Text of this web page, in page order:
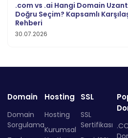
.com vs .ai Hangi Domain
Doğru Seçim? Kapsamlı
Rehberi
30.07.2026
Domain
Domain
Sorgulama
Hosting
Hosting
Kurumsal
SSL
SSL
Sertifikası